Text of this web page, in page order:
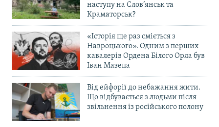
наступу на Слов’янськ та
Краматорськ?
«Історія ще раз сміється з
Навроцького». Одним з перших
кавалерів Ордена Білого Орла був
Іван Мазепа
Від ейфорії до небажання жити.
Що відбувається з людьми після
звільнення із російського полону